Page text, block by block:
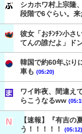
シカホワ村上宗隆
段階で6ぐらい。
彼女「おﾁﾝﾁﾝ小さ
てんの誰だよ」ド
韓国で約60年ぶり
車も (05:20)
ワイ昨夜、間違え
らこうなるww
【速報】『有吉の
う！！！！！
(05:12)